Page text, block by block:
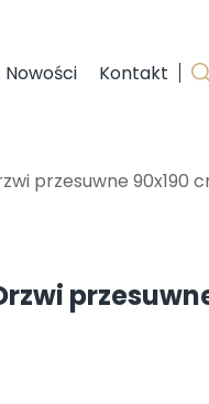
Nowości Kontakt
przesuwne 90x190